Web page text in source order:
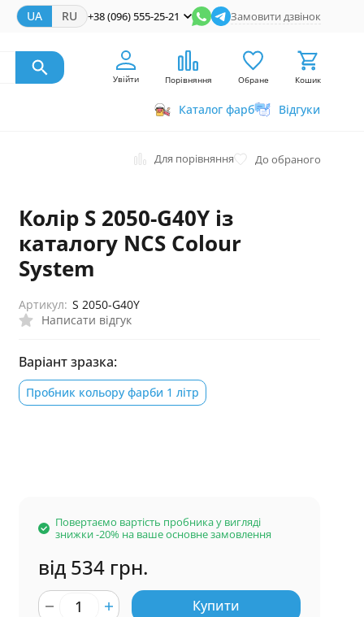
UA RU +38 (096) 555-25-21 Замовити дзвінок
Увійти Порівняння Обране Кошик
Каталог фарб Відгуки
Для порівняння До обраного
Колір S 2050-G40Y із
каталогу NCS Colour
System
Написати відгук
Артикул: S 2050-G40Y
Варіант зразка:
Пробник кольору фарби 1 літр
Повертаємо вартість пробника у вигляді
знижки -20% на ваше основне замовлення
від 534 грн.
Купити